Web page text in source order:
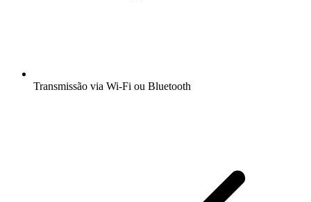
Transmissão via Wi-Fi ou Bluetooth